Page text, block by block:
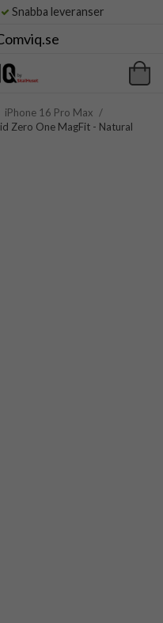
Snabba leveranser
iPhone 16 Pro Max /
Zero One MagFit - Natural